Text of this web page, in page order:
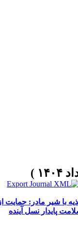
با شیر مادر: حمایت از
پایدار نسل آینده